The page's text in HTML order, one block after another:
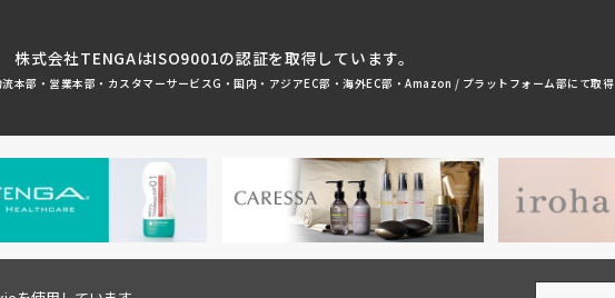
株式会社TENGAはISO9001の認証を取得しています。
本部・営業本部・カスタマーサービスG・国内・アジアEC部・海外EC部・Amazon / プラットフォーム部にて取得